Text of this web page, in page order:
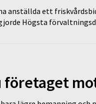
anställda ett
Högsta
företaget